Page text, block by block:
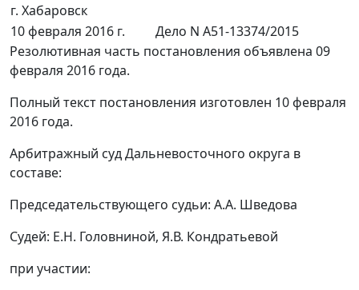
г. Хабаровск
10 февраля 2016 г.
Дело N А51-13374/2015
Резолютивная часть постановления объявлена 09
февраля 2016 года.
Полный текст постановления изготовлен 10 февраля
2016 года.
Арбитражный суд Дальневосточного округа в
составе:
Председательствующего судьи: А.А. Шведова
Судей: Е.Н. Головниной, Я.В. Кондратьевой
при участии: